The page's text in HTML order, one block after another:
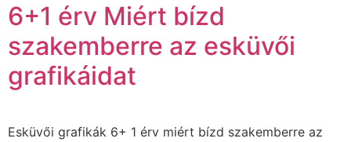
6+1 érv Miért bízd
szakemberre az esküvői
grafikáidat
Esküvői grafikák 6+ 1 érv miért bízd szakemberre az